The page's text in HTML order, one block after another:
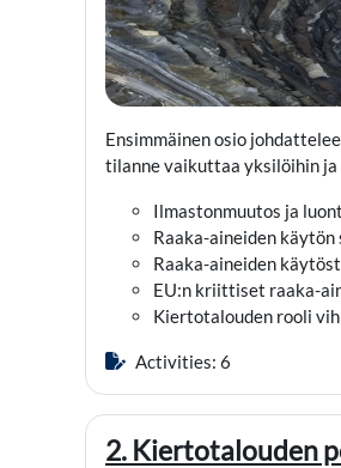
Ensimmäinen osio
tilanne vaikuttaa yksilöihin
Ilmastonmuutos ja
Raaka-aineiden
Raaka-aineiden
EU:n kriittiset raaka-
Kiertotalouden rooli
Activities: 6
2. Kiertotalouden